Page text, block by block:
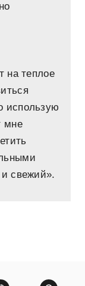
на теплое
использую
мне
свежий».